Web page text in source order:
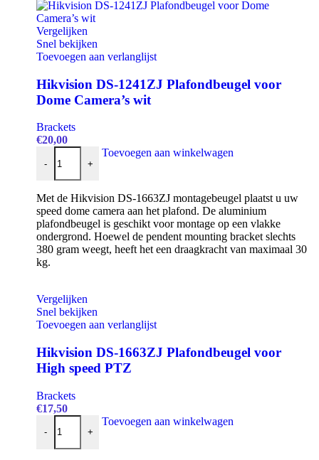
Vergelijken
Snel bekijken
Toevoegen aan verlanglijst
Hikvision DS-1241ZJ Plafondbeugel voor
Dome Camera’s wit
Brackets
€20,00
-
Hikvision DS-1241ZJ Plafondbeugel voor Dome Camera's
+
Toevoegen aan winkelwagen
Met de Hikvision DS-1663ZJ montagebeugel plaatst u uw
speed dome camera aan het plafond. De aluminium
plafondbeugel is geschikt voor montage op een vlakke
ondergrond. Hoewel de pendent mounting bracket slechts
380 gram weegt, heeft het een draagkracht van maximaal 30
kg.
Vergelijken
Snel bekijken
Toevoegen aan verlanglijst
Hikvision DS-1663ZJ Plafondbeugel voor
High speed PTZ
Brackets
€17,50
-
Hikvision DS-1663ZJ Plafondbeugel voor High speed PTZ
+
Toevoegen aan winkelwagen